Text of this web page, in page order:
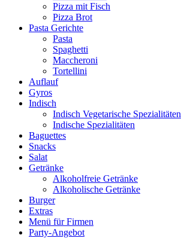
Pizza mit Fisch
Pizza Brot
Pasta Gerichte
Pasta
Spaghetti
Maccheroni
Tortellini
Auflauf
Gyros
Indisch
Indisch Vegetarische Spezialitäten
Indische Spezialitäten
Baguettes
Snacks
Salat
Getränke
Alkoholfreie Getränke
Alkoholische Getränke
Burger
Extras
Menü für Firmen
Party-Angebot